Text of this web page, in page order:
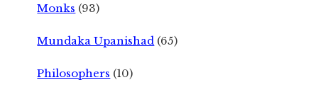
Monks (93)
Mundaka Upanishad (65)
Philosophers (10)